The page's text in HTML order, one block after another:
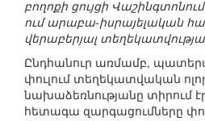
բողոքի ցույցի
ում արաբա-իսրայելական
վերաբերյալ
Ընդհանուր առմամբ,
փուլում տեղեկատվական
նախաձեռնությանը տիրում
հետագա զարգացումները